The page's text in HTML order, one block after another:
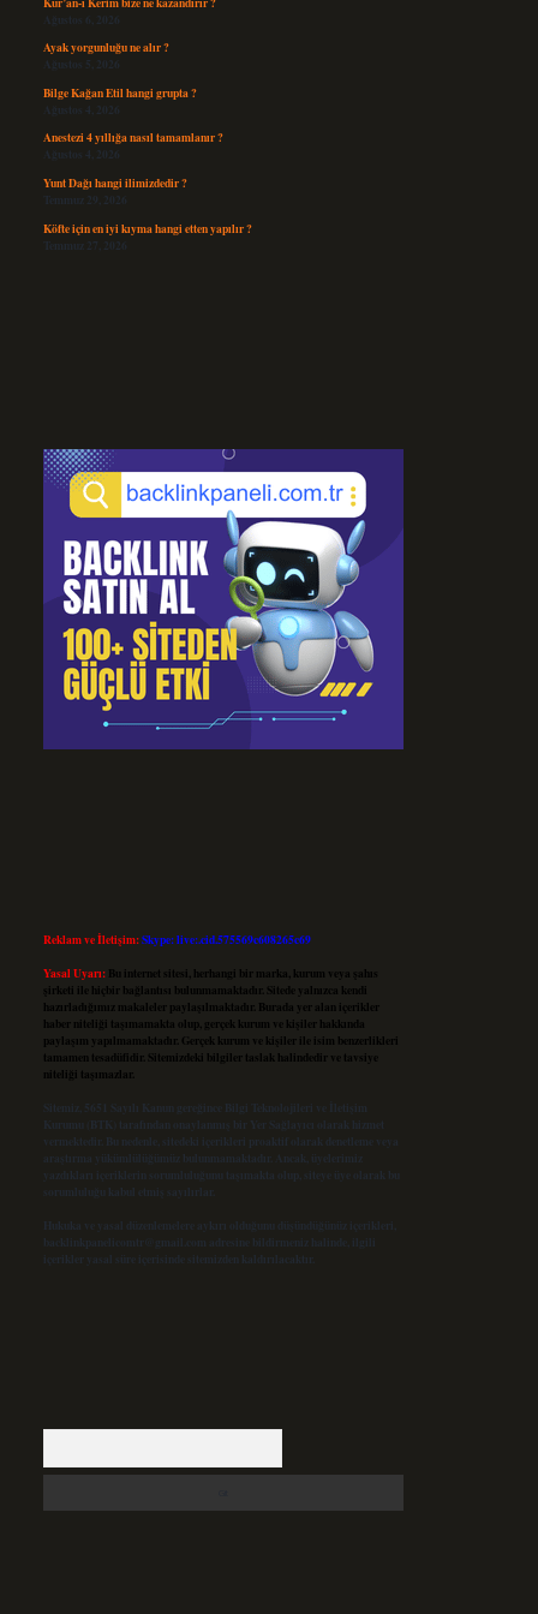
Ağustos 6, 2026
Ayak yorgunluğu ne alır ?
Ağustos 5, 2026
Bilge Kağan Etil hangi grupta ?
Ağustos 4, 2026
Anestezi 4 yıllığa nasıl tamamlanır ?
Ağustos 4, 2026
Yunt Dağı hangi ilimizdedir ?
Temmuz 29, 2026
Köfte için en iyi kıyma hangi etten yapılır ?
Temmuz 27, 2026
Reklam ve İletişim:Skype: live:.cid.575569c608265c69
Yasal Uyarı: Bu internet sitesi, herhangi bir marka, kurum veya şahıs
şirketi ile hiçbir bağlantısı bulunmamaktadır. Sitede yalnızca kendi
hazırladığımız makaleler paylaşılmaktadır. Burada yer alan içerikler
haber niteliği taşımamakta olup, gerçek kurum ve kişiler hakkında
paylaşım yapılmamaktadır. Gerçek kurum ve kişiler ile isim benzerlikleri
tamamen tesadüfidir. Sitemizdeki bilgiler taslak halindedir ve tavsiye
niteliği taşımazlar.
Sitemiz, 5651 Sayılı Kanun gereğince Bilgi Teknolojileri ve İletişim
Kurumu (BTK) tarafından onaylanmış bir Yer Sağlayıcı olarak hizmet
vermektedir. Bu nedenle, sitedeki içerikleri proaktif olarak denetleme veya
araştırma yükümlülüğümüz bulunmamaktadır. Ancak, üyelerimiz
yazdıkları içeriklerin sorumluluğunu taşımakta olup, siteye üye olarak bu
sorumluluğu kabul etmiş sayılırlar.
Hukuka ve yasal düzenlemelere aykırı olduğunu düşündüğünüz içerikleri,
backlinkpanelicomtr@gmail.com adresine bildirmeniz halinde, ilgili
içerikler yasal süre içerisinde sitemizden kaldırılacaktır.